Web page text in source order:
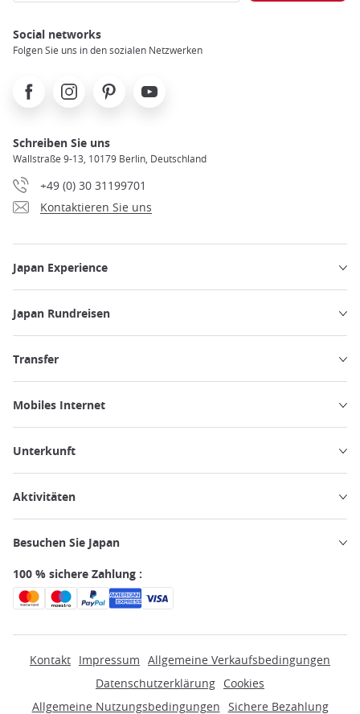
Social networks
Folgen Sie uns in den sozialen Netzwerken
FacebookInstagramPinterest Youtube
Schreiben Sie uns
Wallstraße 9-13, 10179 Berlin, Deutschland
+49 (0) 30 31199701
Kontaktieren Sie uns
Japan Experience
Japan Rundreisen
Transfer
Mobiles Internet
Unterkunft
Aktivitäten
Besuchen Sie Japan
100 % sichere Zahlung :
Kontakt Impressum Allgemeine Verkaufsbedingungen
Datenschutzerklärung Cookies
Allgemeine Nutzungsbedingungen Sichere Bezahlung